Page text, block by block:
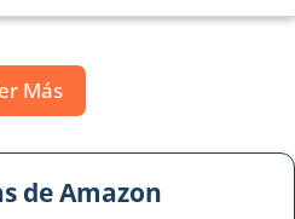
Más
de Amazon